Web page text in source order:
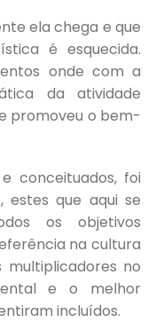
ela chega e que
é esquecida.
onde com a
da atividade
promoveu o bem-
conceituados, foi
estes que aqui se
os objetivos
na cultura
no
e o melhor
incluídos.